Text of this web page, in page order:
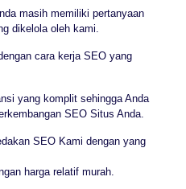
masih memiliki pertanyaan
dikelola oleh kami.
cara kerja SEO yang
yang komplit sehingga Anda
SEO Situs Anda.
SEO Kami dengan yang
harga relatif murah.